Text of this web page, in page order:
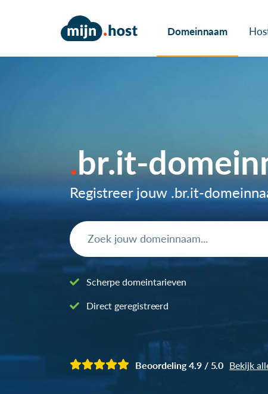
Domeinnaam
br.it-
Registreer jouw .br.it-
Scherpe domeintarieven
Direct geregistreerd
Beoordeling 4.9 / 5.0 Bekijk